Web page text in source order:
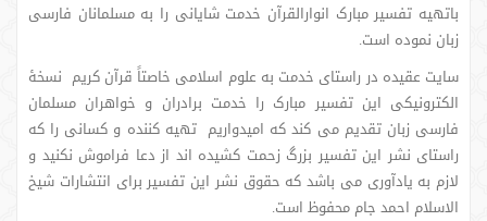
باتهیه تفسیر مبارک انوارالقرآن خدمت شایانی را به مسلمانان فارسی
زبان نموده است.
سایت عقیده در راستای خدمت به علوم اسلامی خاصتاً قرآن کریم نسخۀ
الکترونیکی این تفسیر مبارک را خدمت برادران و خواهران مسلمان
فارسی زبان تقدیم می کند که امیدواریم تهیه کننده و کسانی را که
راستای نشر این تفسیر بزرگ زحمت کشیده اند از دعا فراموش نکنید و
لازم به یادآوری می باشد که حقوق نشر این تفسیر برای انتشارات شیخ
الاسلام احمد جام محفوظ است.